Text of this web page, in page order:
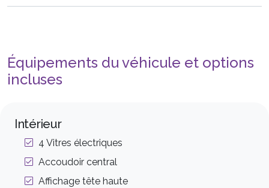
Équipements du véhicule et options
incluses
Intérieur
4 Vitres électriques
Accoudoir central
Affichage tête haute